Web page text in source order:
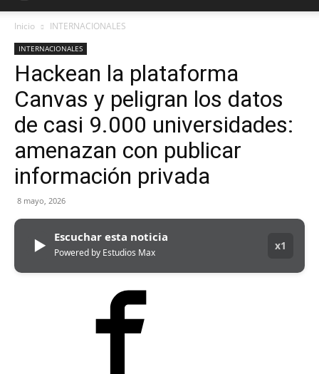
MUNICIPAL
Inicio INTERNACIONALES
INTERNACIONALES
Hackean la plataforma
Canvas y peligran los datos
de casi 9.000 universidades:
amenazan con publicar
información privada
8 mayo, 2026
▶ Escuchar esta noticia
Powered by Estudios Max
x1